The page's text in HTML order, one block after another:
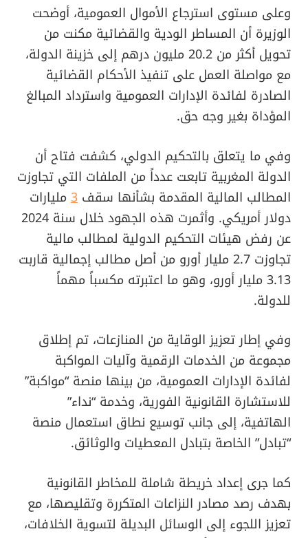
وعلى مستوى استرجاع الأموال العمومية، أوضحت
الوزيرة أن المساطر الودية والقضائية مكنت من
تحويل أكثر من 20.2 مليون درهم إلى خزينة الدولة،
مع مواصلة العمل على تنفيذ الأحكام القضائية
الصادرة لفائدة الإدارات العمومية واسترداد المبالغ
المؤداة بغير وجه حق.
وفي ما يتعلق بالتحكيم الدولي، كشفت فتاح أن
الدولة المغربية تابعت عدداً من الملفات التي تجاوزت
المطالب المالية المقدمة بشأنها سقف 3مليارات
دولار أمريكي. وأثمرت هذه الجهود خلال سنة 2024
عن رفض هيئات التحكيم الدولية لمطالب مالية
تجاوزت 2.7 مليار أورو من أصل مطالب إجمالية قاربت
3.13 مليار أورو، وهو ما اعتبرته مكسباً مهماً
للدولة.
وفي إطار تعزيز الوقاية من المنازعات، تم إطلاق
مجموعة من الخدمات الرقمية وآليات المواكبة
لفائدة الإدارات العمومية، من بينها منصة “مواكبة”
للاستشارة القانونية الفورية، وخدمة “نداء”
الهاتفية، إلى جانب توسيع نطاق استعمال منصة
“تبادل” الخاصة بتبادل المعطيات والوثائق.
كما جرى إعداد خريطة شاملة للمخاطر القانونية
بهدف رصد مصادر النزاعات المتكررة وتقليصها، مع
تعزيز اللجوء إلى الوسائل البديلة لتسوية الخلافات،